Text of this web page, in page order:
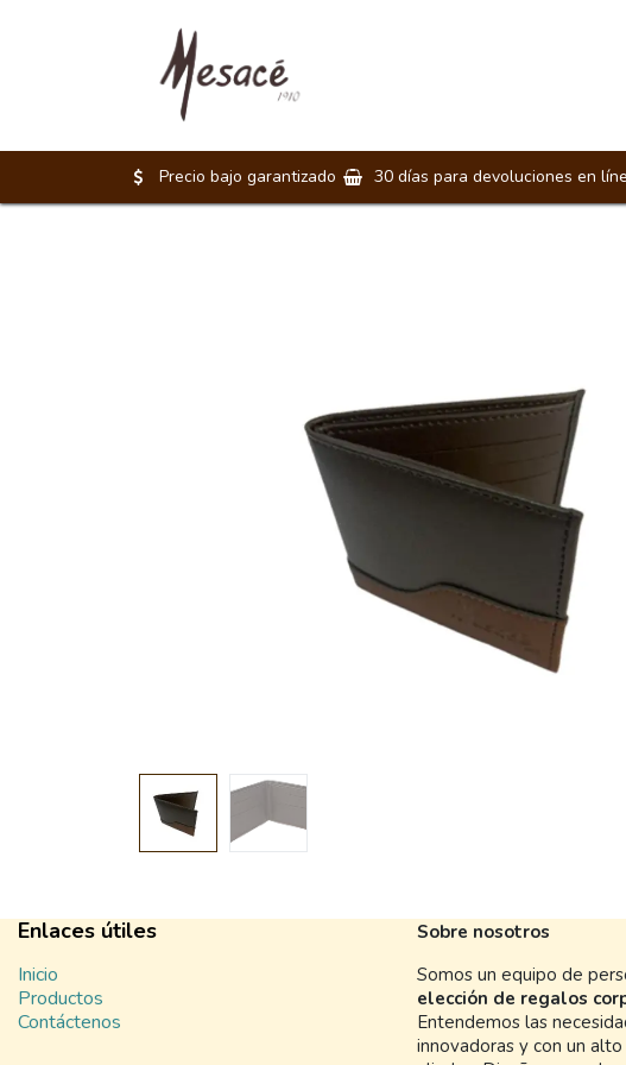
Precio bajo garantizado 30 días para devoluciones en
Enlaces útiles
Inicio
Productos
Contáctenos
Sobre nosotros
Somos un equipo de
elección de regalos
Entendemos las
innovadoras y con un